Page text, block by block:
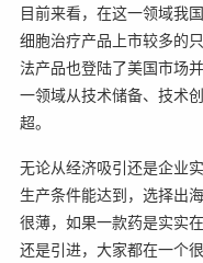
目前来看，在这一领域我
细胞治疗产品上市较多的
法产品也登陆了美国市场
一领域从技术储备、技术
超。
无论从经济吸引还是企业
生产条件能达到，选择出
很薄，如果一款药是实实
还是引进，大家都在一个